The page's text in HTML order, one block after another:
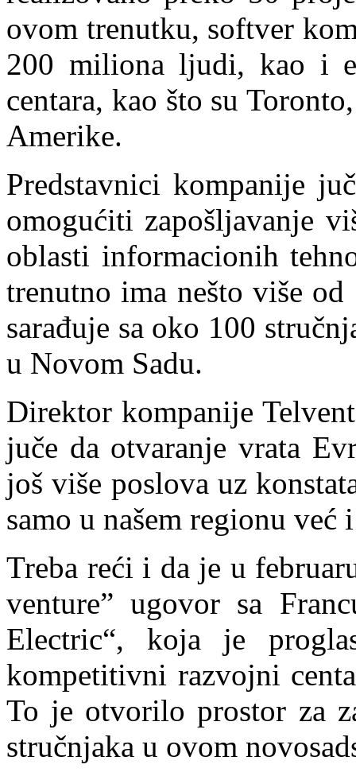
ovom trenutku, softver
200 miliona ljudi, kao i
centara, kao što su
Amerike.
Predstavnici kompanije
omogućiti zapošljavanje
oblasti informacionih
trenutno ima nešto više
sarađuje sa oko 100
u Novom Sadu.
Direktor kompanije
juče da otvaranje vrata
još više poslova uz
samo u našem regionu već
Treba reći i da je u
venture” ugovor sa
Electric“, koja je
kompetitivni razvojni
To je otvorilo prostor za
stručnjaka u ovom